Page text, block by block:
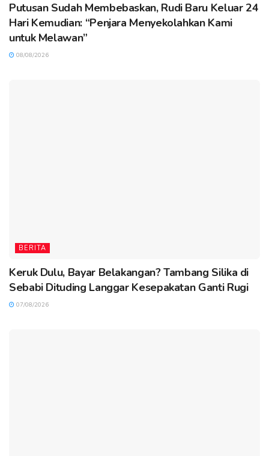
Putusan Sudah Membebaskan, Rudi Baru Keluar 24
Hari Kemudian: “Penjara Menyekolahkan Kami
untuk Melawan”
08/08/2026
BERITA
Keruk Dulu, Bayar Belakangan? Tambang Silika di
Sebabi Dituding Langgar Kesepakatan Ganti Rugi
07/08/2026